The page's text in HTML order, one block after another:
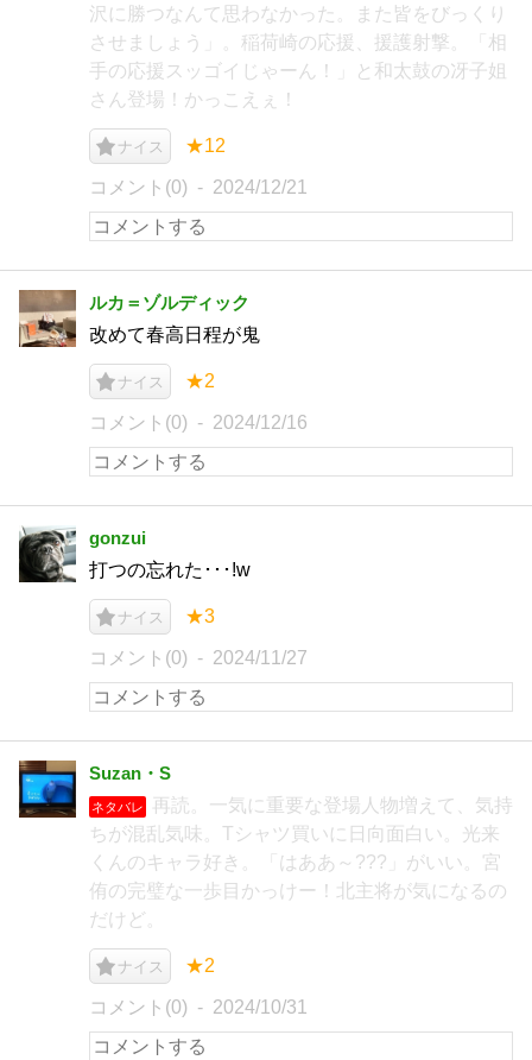
沢に勝つなんて思わなかった。また皆をびっくり
させましょう」。稲荷崎の応援、援護射撃。「相
手の応援スッゴイじゃーん！」と和太鼓の冴子姐
さん登場！かっこえぇ！
ナイス ★12
コメント(0) 2024/12/21
ルカ＝ゾルディック
改めて春高日程が鬼
ナイス ★2
コメント(0) 2024/12/16
gonzui
打つの忘れた･･･!w
ナイス ★3
コメント(0) 2024/11/27
Suzan・S
ネタバレ
再読。一気に重要な登場人物増えて、気持
ちが混乱気味。Tシャツ買いに日向面白い。光来
くんのキャラ好き。「はああ～???」がいい。宮
侑の完璧な一歩目かっけー！北主将が気になるの
だけど。
ナイス ★2
コメント(0) 2024/10/31